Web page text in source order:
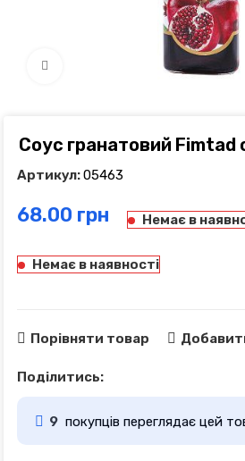
Соус гранатовий Fimtad
Артикул:05463
грн Немає в
Немає в наявності
Порівняти товар
Поділитись:
9 покупців переглядає цей